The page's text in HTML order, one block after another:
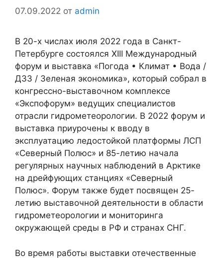
07.09.2022 от admin
В 20-х числах июля 2022 года в Санкт-
Петербурге состоялся XIII Международный
форум и выставка «Погода • Климат • Вода /
ДЗЗ / Зеленая экономика», который собрал в
конгрессно-выставочном комплексе
«Экспофорум» ведущих специалистов
отрасли гидрометеорологии. В 2022 форум и
выставка приурочены к вводу в
эксплуатацию ледостойкой платформы ЛСП
«Северный Полюс» и 85-летию начала
регулярных научных наблюдений в Арктике
на дрейфующих станциях «Северный
Полюс». Форум также будет посвящен 25-
летию выставочной деятельности в области
гидрометеорологии и мониторинга
окружающей среды в РФ и странах СНГ.
Во время работы выставки отечественные